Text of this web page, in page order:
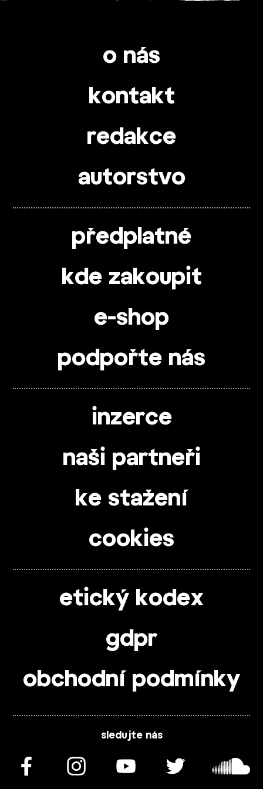
o nás
kontakt
redakce
autorstvo
předplatné
kde zakoupit
e-shop
podpořte nás
inzerce
naši partneři
ke stažení
cookies
etický kodex
gdpr
obchodní podmínky
sledujte nás